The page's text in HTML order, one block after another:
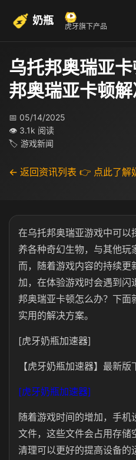
奶瓶 虎牙旗下产品
乌托邦奥瑞亚
邦奥瑞亚卡顿
📅 05/14/2025
👁 3.1k 阅读
🏷 游戏新闻
← 返回资讯列表 👉 点此了解
在乌托邦奥瑞亚游戏中可以
养各种奇幻生物，与其他玩
而，随着游戏内容的持续更
加，在体验游戏时会遇到闪
邦奥瑞亚卡顿怎么办？下面
实用的解决方案。
[虎牙奶瓶加速器]
【虎牙奶瓶加速器】最新版
[虎牙奶瓶加速器]
随着游戏时间的增加，手
文件，这些文件会占用存储
清理可以更好的提高设备的